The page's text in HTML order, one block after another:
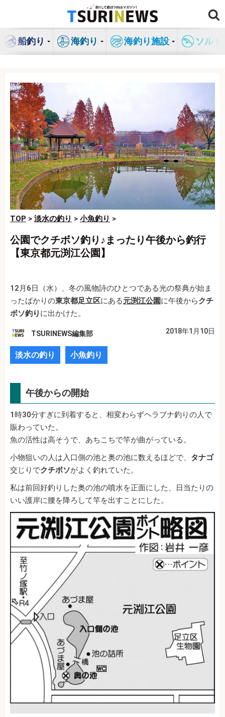
ン
船釣り 海釣り 海釣り施設 ソル
TOP > 淡水の釣り > 小魚釣り >
公園でクチボソ釣り♪まったり午後から釣行
【東京都元渕江公園】
12月6日（水）、冬の風物詩のひとつである光の祭典が始ま
ったばかりの東京都足立区にある元渕江公園に午後からクチ
ボソ釣り に出かけた。
TSURINEWS編集部 2018年1月10日
淡水の釣り 小魚釣り
午後からの開始
1時30分すぎに到着すると、相変わらずヘラブナ釣りの人で
賑わっていた。
魚の活性は高そうで、あちこちで竿が曲がっている。
小物狙いの人は入口側の池と奥の池に数えるほどで、 タナゴ
交じりでクチボソがよく釣れていた。
私は前回好釣りした奥の池の噴水を正面にした、日当たりの
いい護岸に腰を降ろして竿を出すことにした。